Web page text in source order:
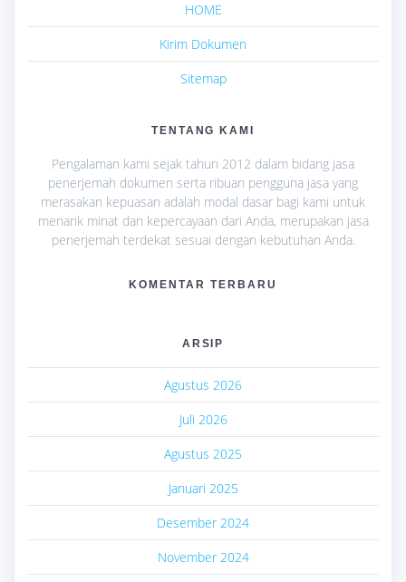
HOME
Kirim Dokumen
Sitemap
TENTANG KAMI
Pengalaman kami sejak tahun 2012 dalam bidang jasa
penerjemah dokumen serta ribuan pengguna jasa yang
merasakan kepuasan adalah modal dasar bagi kami untuk
menarik minat dan kepercayaan dari Anda, merupakan jasa
penerjemah terdekat sesuai dengan kebutuhan Anda.
KOMENTAR TERBARU
ARSIP
Agustus 2026
Juli 2026
Agustus 2025
Januari 2025
Desember 2024
November 2024